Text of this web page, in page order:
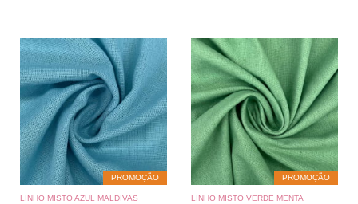
PROMOÇÃO
LINHO MISTO AZUL MALDIVAS
PROMOÇÃO
LINHO MISTO VERDE MENTA